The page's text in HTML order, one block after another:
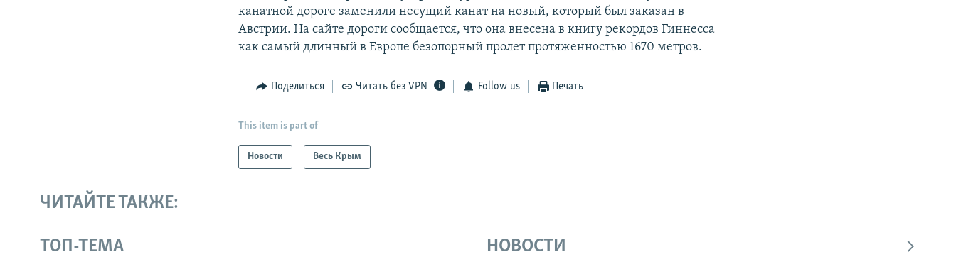
канатной дороге заменили несущий канат на новый, который был заказан в
Австрии. На сайте дороги сообщается, что она внесена в книгу рекордов Гиннесса
как самый длинный в Европе безопорный пролет протяженностью 1670 метров.
Поделиться Читать без VPN Follow us Печать
This item is part of
Новости Весь Крым
ЧИТАЙТЕ ТАКЖЕ:
ТОП-ТЕМА НОВОСТИ